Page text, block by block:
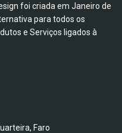
foi criada em Janeiro de
para todos os
e Serviços ligados à
Faro